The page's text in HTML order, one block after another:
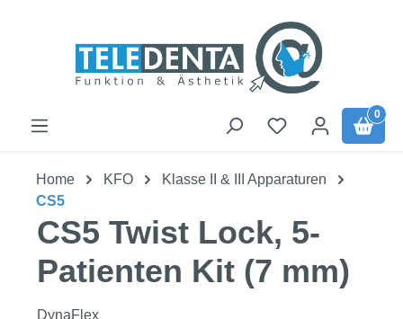
0
Home KFO
Klasse II & III Apparaturen
CS5
CS5 Twist Lock, 5-
Patienten Kit (7 mm)
DynaFlex